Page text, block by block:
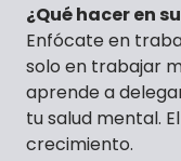
¿Qué hacer en
Enfócate en
solo en trabajar
aprende a
tu salud mental.
crecimiento.